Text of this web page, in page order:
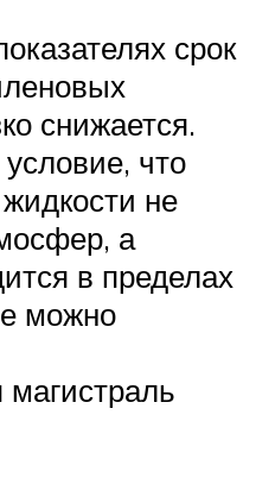
срок
снижается.
что
не
а
в пределах
можно